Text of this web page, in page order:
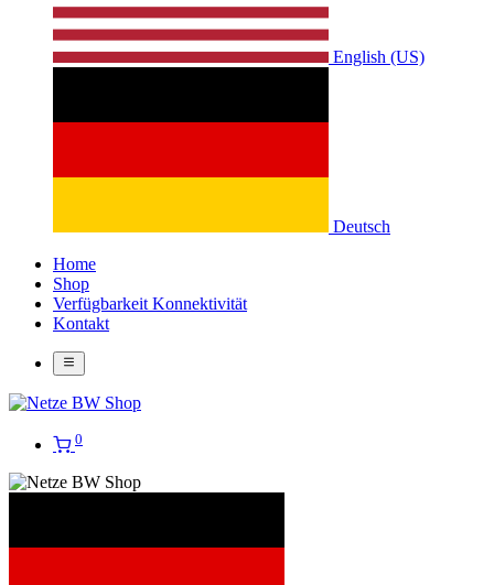
English (US)
Deutsch
Home
Shop
Verfügbarkeit Konnektivität
Kontakt
0